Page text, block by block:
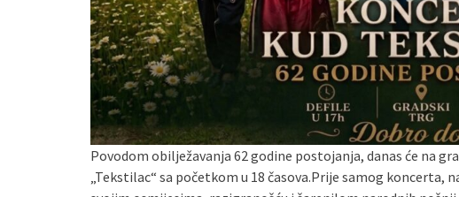
Povodom obilježavanja 62 godine postojanja, danas će na
„Tekstilac“ sa početkom u 18 časova.Prije samog koncerta,